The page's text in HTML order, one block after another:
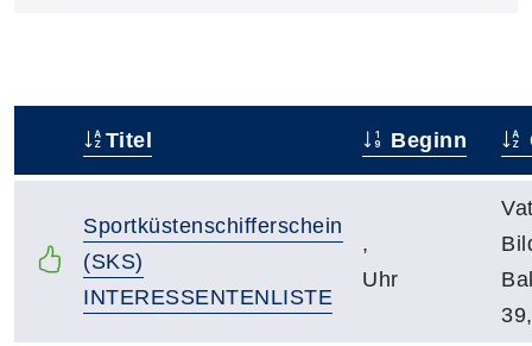
Titel Beginn
Sportküstenschifferschein
(SKS)
INTERESSENTENLISTE
,
Uhr